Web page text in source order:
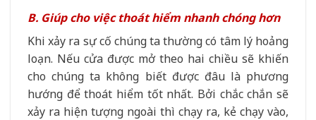
B. Giúp cho việc thoát hiểm nhanh chóng hơn
Khi xảy ra sự cố chúng ta thường có tâm lý hoảng
loạn. Nếu cửa được mở theo hai chiều sẽ khiến
cho chúng ta không biết được đâu là phương
hướng để thoát hiểm tốt nhất. Bởi chắc chắn sẽ
xảy ra hiện tượng ngoài thì chạy ra, kẻ chạy vào,